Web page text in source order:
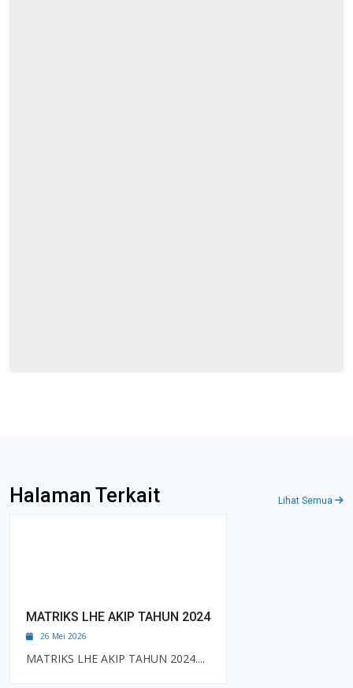
Halaman Terkait Lihat Semua
MATRIKS LHE AKIP TAHUN 2024
26 Mei 2026
MATRIKS LHE AKIP TAHUN 2024....